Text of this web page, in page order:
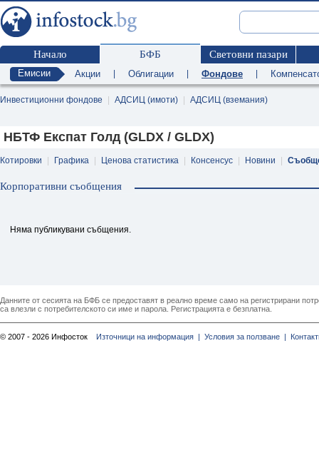
Начало БФБ Световни пазари
Емисии Акции Облигации Фондове
Инвестиционни фондове АДСИЦ (имоти) АДСИЦ (вземания)
НБТФ Експат Голд (GLDX / GLDX)
Котировки Графика Ценова статистика Консенсус Новини
Корпоративни съобщения
Няма публикувани събщения.
Данните от сесията на БФБ се предоставят в реално време само на регистрирани
са влезли с потребителското си име и парола. Регистрацията е безплатна.
© 2007 - 2026 Инфосток Източници на информация | Условия за ползване |